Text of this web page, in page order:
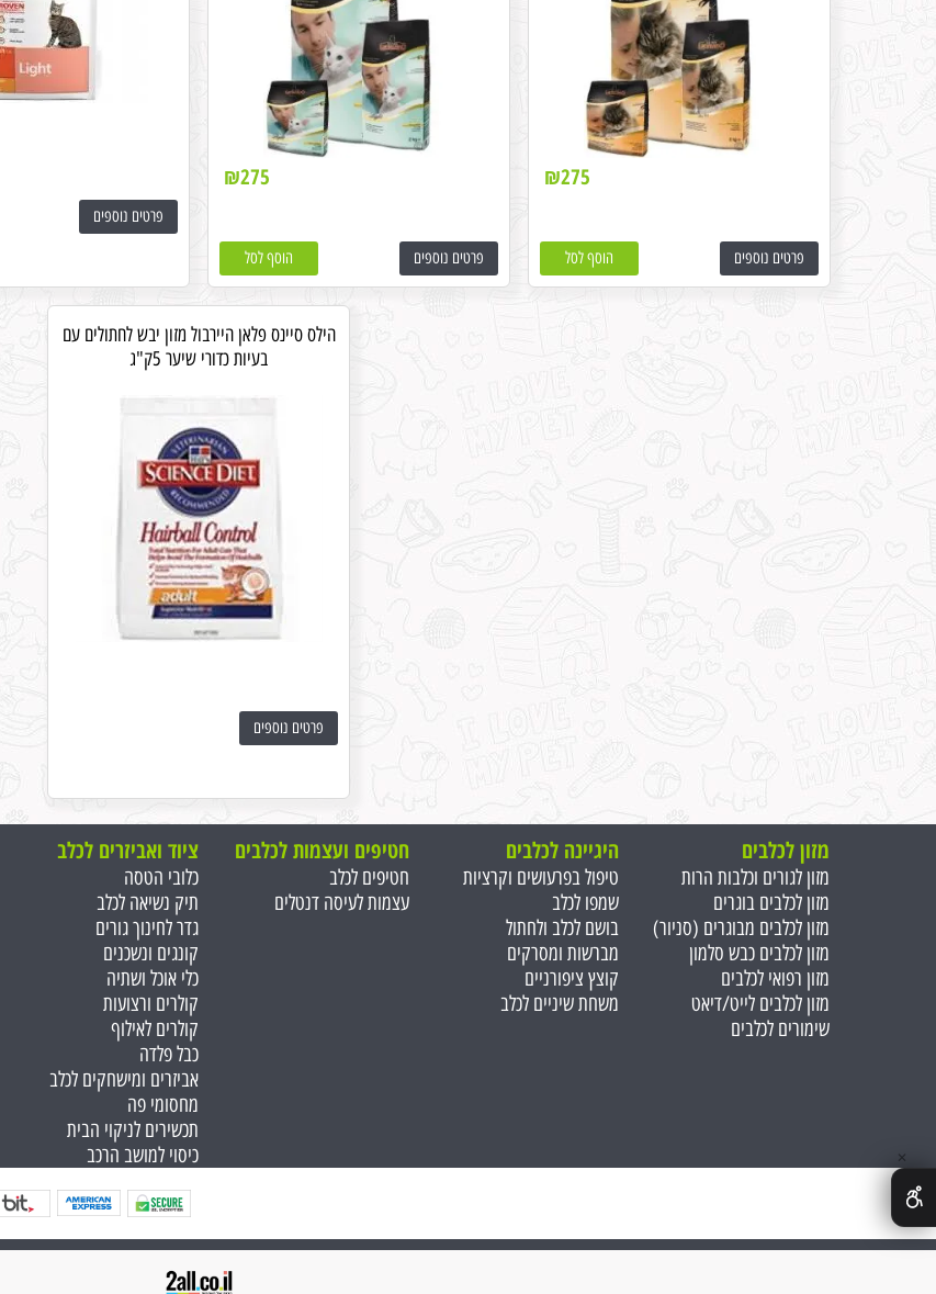
₪275
פרטים נוספים הוסף לסל
₪275
פרטים נוספים הוסף לסל
פרטים נוספים
הילס סיינס פלאן היירבול מזון יבש לחתולים עם
בעיות כדורי שיער 5ק"ג
פרטים נוספים
מזון לכלבים
מזון לגורים וכלבות הרות
מזון לכלבים בוגרים
מזון לכלבים מבוגרים (סניור)
מזון לכלבים כבש סלמון
מזון רפואי לכלבים
מזון לכלבים לייט/דיאט
שימורים לכלבים
היגיינה לכלבים
טיפול בפרעושים וקרציות
שמפו לכלב
בושם לכלב ולחתול
מברשות ומסרקים
קוצץ ציפורניים
משחת שיניים לכלב
חטיפים ועצמות לכלבים
חטיפים לכלב
עצמות לעיסה דנטלים
ציוד ואביזרים לכלב
כלובי הטסה
תיק נשיאה לכלב
גדר לחינוך גורים
קונגים ונשכנים
כלי אוכל ושתיה
קולרים ורצועות
קולרים לאילוף
כבל פלדה
אביזרים ומישחקים לכלב
מחסומי פה
תכשירים לניקוי הבית
כיסוי למושב הרכב
✕